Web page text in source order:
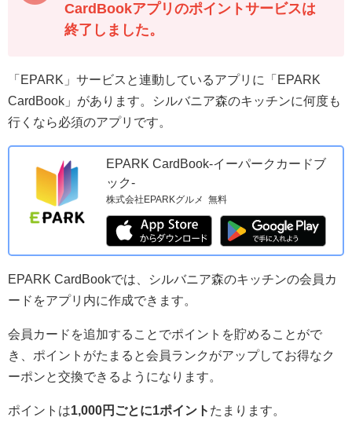
CardBookアプリのポイントサービスは
終了しました。
「EPARK」サービスと連動しているアプリに「EPARK
CardBook」があります。シルバニア森のキッチンに何度も
行くなら必須のアプリです。
EPARK CardBook-イーパークカードブ
ック-
株式会社EPARKグルメ 無料
EPARK CardBookでは、シルバニア森のキッチンの会員カ
ードをアプリ内に作成できます。
会員カードを追加することでポイントを貯めることがで
き、ポイントがたまると会員ランクがアップしてお得なク
ーポンと交換できるようになります。
ポイントは1,000円ごとに1ポイント たまります。